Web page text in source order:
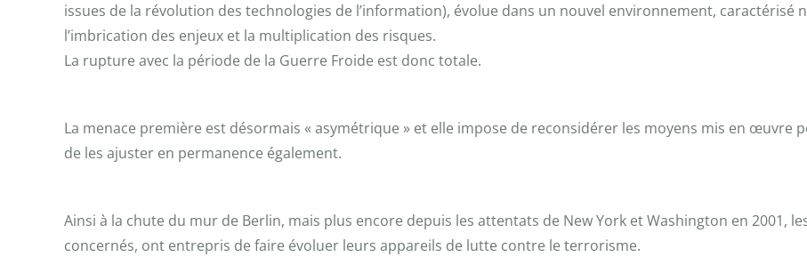
issues de la révolution des technologies de l’information), évolue dans un nouvel environnement,
l’imbrication des enjeux et la multiplication des risques.
La rupture avec la période de la Guerre Froide est donc totale.
La menace première est désormais « asymétrique » et elle impose de reconsidérer les moyens mis en œuvre
de les ajuster en permanence également.
Ainsi à la chute du mur de Berlin, mais plus encore depuis les attentats de New York et Washington en 2001,
concernés, ont entrepris de faire évoluer leurs appareils de lutte contre le terrorisme.